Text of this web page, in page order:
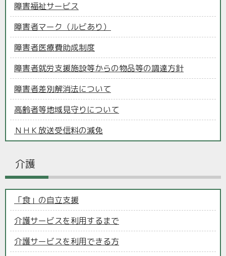
障害福祉サービス
障害者マーク（ルビあり）
障害者医療費助成制度
障害者就労支援施設等からの物品等の調達方針
障害者差別解消法について
高齢者等地域見守りについて
ＮＨＫ放送受信料の減免
介護
「食」の自立支援
介護サービスを利用するまで
介護サービスを利用できる方